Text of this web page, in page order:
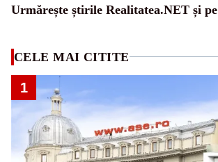
Urmărește știrile Realitatea.NET și pe
CELE MAI CITITE
1